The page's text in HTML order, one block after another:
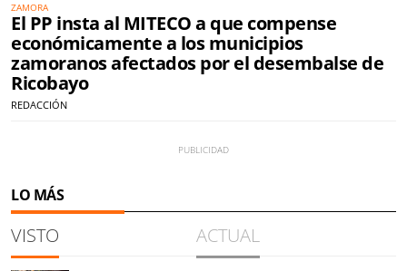
ZAMORA
El PP insta al MITECO a que compense
económicamente a los municipios
zamoranos afectados por el desembalse de
Ricobayo
REDACCIÓN
LO MÁS
VISTO ACTUAL